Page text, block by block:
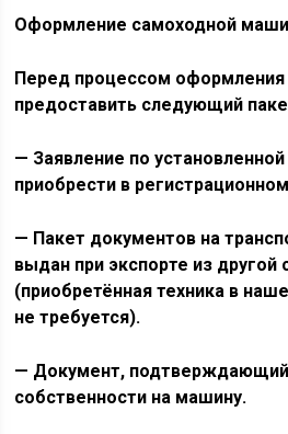
Оформление самоходной
Перед процессом
предоставить следующий
— Заявление по
приобрести в
— Пакет документов на
выдан при экспорте из другой
(приобретённая техника в
не требуется).
— Документ, подтверждающий
собственности на машину.